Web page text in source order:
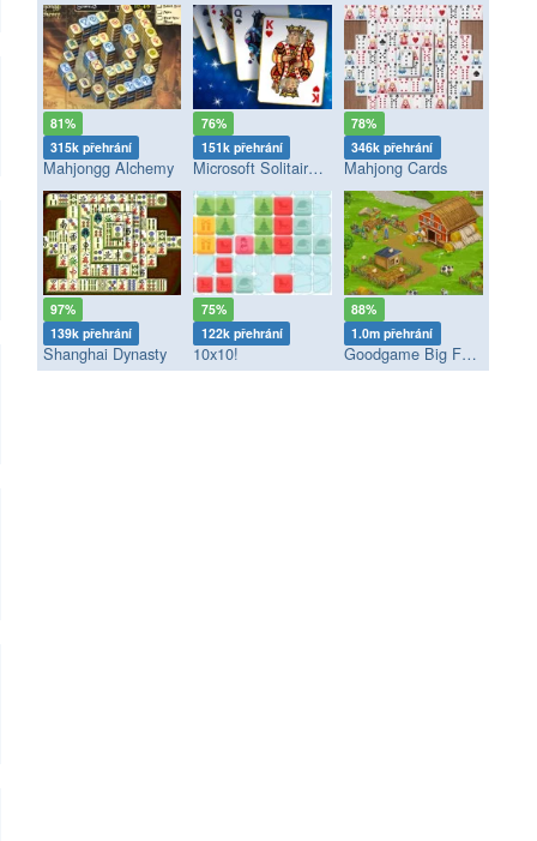
81%
315k přehrání
Mahjongg Alchemy
76%
151k přehrání
Microsoft Solitaire Collection
78%
346k přehrání
Mahjong Cards
97%
139k přehrání
Shanghai Dynasty
75%
122k přehrání
10x10!
88%
1.0m přehrání
Goodgame Big Farm